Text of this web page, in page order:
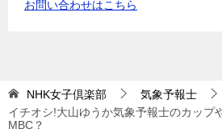
お問い合わせはこちら
NHK女子倶楽部 気象予報士
イチオシ!大山ゆうか気象予報士のカップ
MBC？